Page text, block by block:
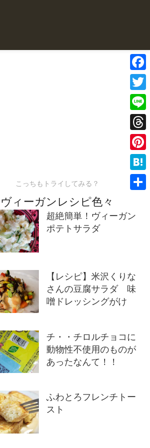
こっちもトライしてみる？
ヴィーガンレシピ色々
超絶簡単！ヴィーガン
ポテトサラダ
【レシピ】米沢くりな
さんの豆腐サラダ 味
噌ドレッシングがけ
チ・・チロルチョコに
動物性不使用のものが
あったなんて！！
ふわとろフレンチトー
スト
Line
有